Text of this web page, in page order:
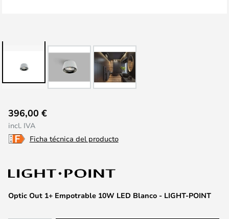
al
comienzo
de
galería
de
imágenes
Optic Out 1+ Empotrable 10W LED Blanco - LIGHT-POINT
396,00 €
incl. IVA
Ficha técnica del producto